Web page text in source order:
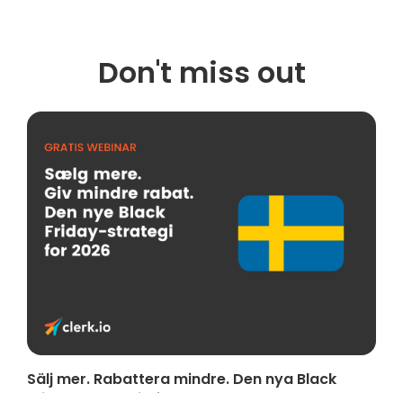
Don't miss out
Sälj mer. Rabattera mindre. Den nya Black